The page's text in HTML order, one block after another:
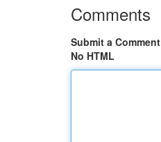
Comments
Submit a Comment
No HTML